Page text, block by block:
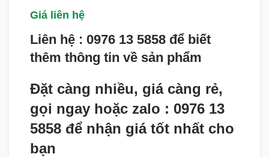
Giá liên hệ
Liên hệ : 0976 13 5858 để biết
thêm thông tin về sản phẩm
Đặt càng nhiều, giá càng rẻ,
gọi ngay hoặc zalo : 0976 13
5858 để nhận giá tốt nhất cho
bạn